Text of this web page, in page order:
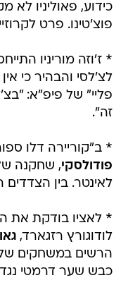
כידוע, פאוליניו לא
פוצ'טינו. פרט
* ז'וזה מוריניו
לצ'לסי והבהיר כי
פליי" של פיפ"א:
זה".
* ב"קוריירה דלו
פודולסקי, שחקנה
לאינטר. בין הצדדים
* לאציו בודקת את
לודוגורץ רזגארד,
הרשים במשחקים של
כבש שער דרמטי נגד